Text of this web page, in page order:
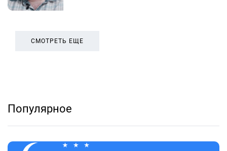
СМОТРЕТЬ ЕЩЕ
Популярное